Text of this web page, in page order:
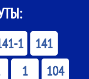
1
141
1 104